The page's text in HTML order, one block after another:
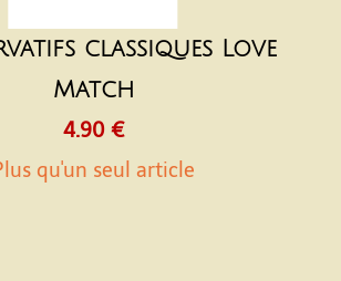
classiques Love
Match
4.90 €
qu'un seul article